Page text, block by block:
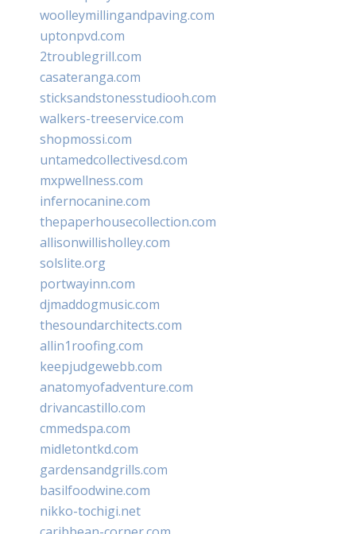
woolleymillingandpaving.com
uptonpvd.com
2troublegrill.com
casateranga.com
sticksandstonesstudiooh.com
walkers-treeservice.com
shopmossi.com
untamedcollectivesd.com
mxpwellness.com
infernocanine.com
thepaperhousecollection.com
allisonwillisholley.com
solslite.org
portwayinn.com
djmaddogmusic.com
thesoundarchitects.com
allin1roofing.com
keepjudgewebb.com
anatomyofadventure.com
drivancastillo.com
cmmedspa.com
midletontkd.com
gardensandgrills.com
basilfoodwine.com
nikko-tochigi.net